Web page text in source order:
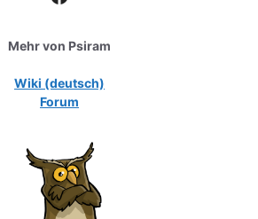
Mehr von Psiram
Wiki (deutsch)
Forum